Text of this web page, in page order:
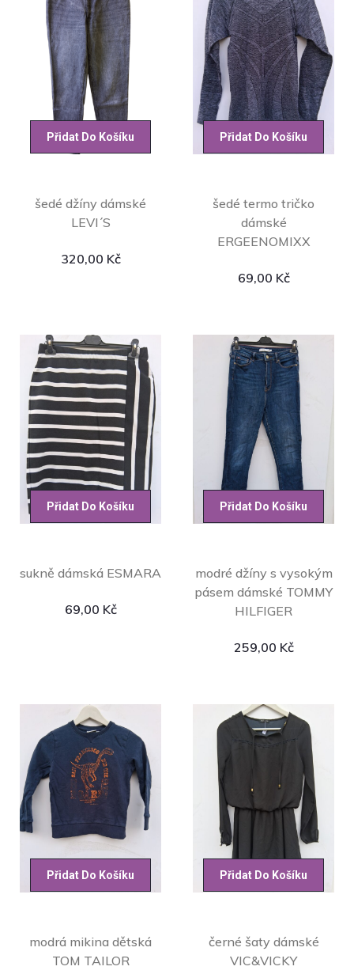
Přidat Do Košíku
šedé džíny dámské
LEVI´S
320,00 Kč
Přidat Do Košíku
šedé termo tričko
dámské
ERGEENOMIXX
69,00 Kč
Přidat Do Košíku
sukně dámská ESMARA
69,00 Kč
Přidat Do Košíku
modré džíny s vysokým
pásem dámské TOMMY
HILFIGER
259,00 Kč
Přidat Do Košíku
modrá mikina dětská
TOM TAILOR
Přidat Do Košíku
černé šaty dámské
VIC&VICKY